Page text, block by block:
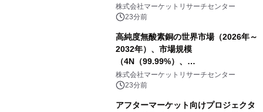
株式会社マーケットリサーチセンター
23分前
高純度無酸素銅の世界市場（2026年～
2032年）、市場規模
（4N（99.99%）、
4N5（99.995%）、5N（99.999%）、
5N5（99.9995%））・分析レポート
株式会社マーケットリサーチセンター
23分前
アフターマーケット向けプロジェクタ